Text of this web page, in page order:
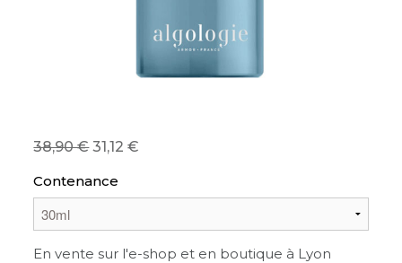
38,9031,12
Contenance
En vente sur l'e-shop et en boutique à Lyon